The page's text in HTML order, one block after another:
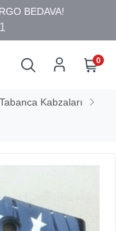
0
Tabanca Kabzaları